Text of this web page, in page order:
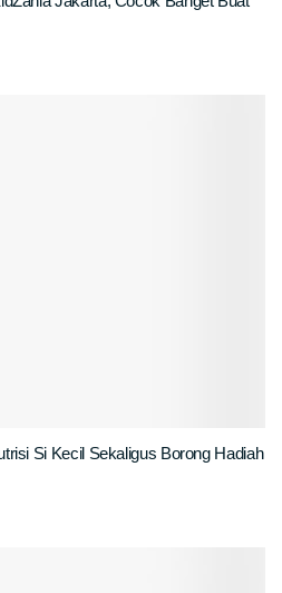
Si Kecil Sekaligus Borong Hadiah